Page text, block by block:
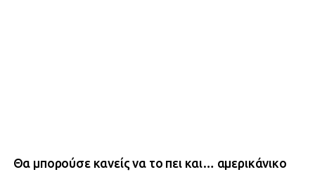
Θα μπορούσε κανείς να το πει και… αμερικάνικο